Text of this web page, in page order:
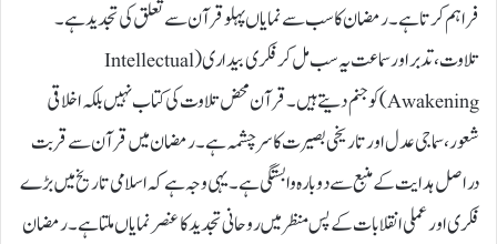
فراہم کرتا ہے۔ رمضان کا سب سے نمایاں پہلو قرآن سے تعلق کی تجدید ہے۔
تلاوت، تدبر اور سماعت یہ سب مل کر فکری بیداری (Intellectual
Awakening) کو جنم دیتے ہیں۔ قرآن محض تلاوت کی کتاب نہیں بلکہ اخلاقی
شعور، سماجی عدل اور تاریخی بصیرت کا سرچشمہ ہے۔ رمضان میں قرآن سے قربت
دراصل ہدایت کے منبع سے دوبارہ وابستگی ہے۔ یہی وجہ ہے کہ اسلامی تاریخ میں بڑے
فکری اور عملی انقلابات کے پس منظر میں روحانی تجدید کا عنصر نمایاں ملتا ہے۔ رمضان